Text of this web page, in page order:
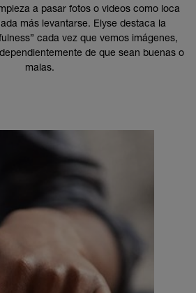
a pasar fotos o videos como loca
más levantarse. Elyse destaca la
cada vez que vemos imágenes,
de que sean buenas o
malas.